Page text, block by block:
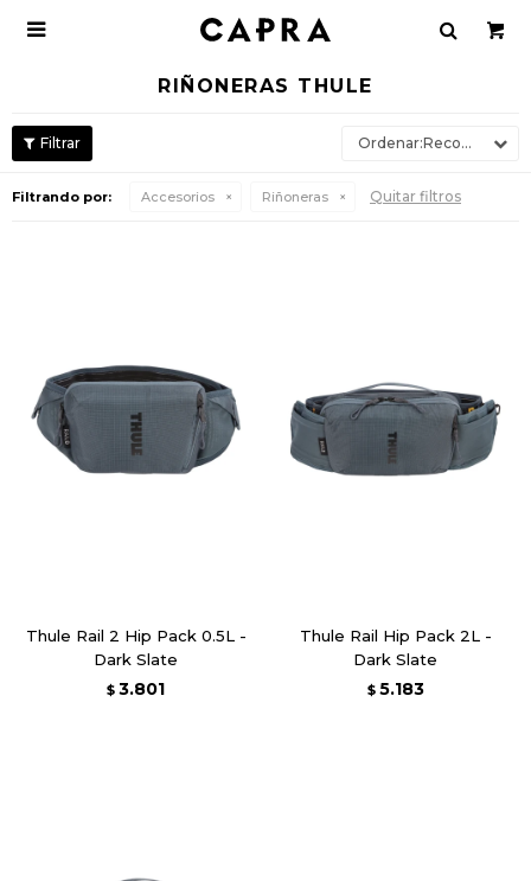

RIÑONERAS THULE
Recomendados
Filtrando por: Accesorios Riñoneras Quitar filtros
Thule Rail 2 Hip Pack 0.5L -
Dark Slate
$ 3.801
Thule Rail Hip Pack 2L -
Dark Slate
$ 5.183